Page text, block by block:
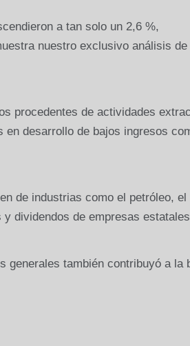
a tan solo un 2,6 %,
nuestro exclusivo análisis de
procedentes de actividades
desarrollo de bajos ingresos
de industrias como el petróleo, el
dividendos de empresas
generales también contribuyó a la